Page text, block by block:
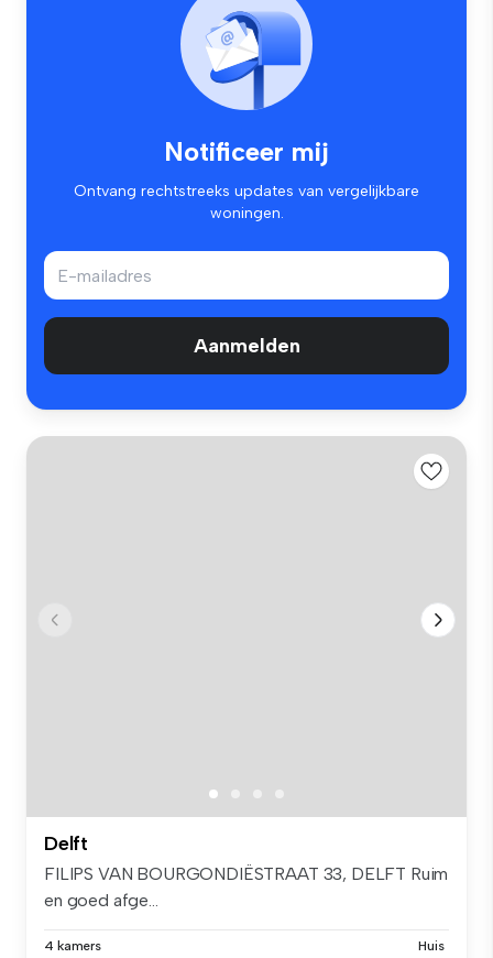
Notificeer mij
Ontvang rechtstreeks updates van vergelijkbare
woningen.
Aanmelden
Delft
FILIPS VAN BOURGONDIËSTRAAT 33, DELFT Ruim
en goed afge...
4 kamers Huis